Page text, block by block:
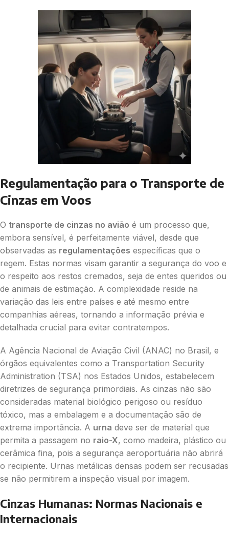
Regulamentação para o Transporte de
Cinzas em Voos
O transporte de cinzas no avião é um processo que,
embora sensível, é perfeitamente viável, desde que
observadas as regulamentações específicas que o
regem. Estas normas visam garantir a segurança do voo e
o respeito aos restos cremados, seja de entes queridos ou
de animais de estimação. A complexidade reside na
variação das leis entre países e até mesmo entre
companhias aéreas, tornando a informação prévia e
detalhada crucial para evitar contratempos.
A Agência Nacional de Aviação Civil (ANAC) no Brasil, e
órgãos equivalentes como a Transportation Security
Administration (TSA) nos Estados Unidos, estabelecem
diretrizes de segurança primordiais. As cinzas não são
consideradas material biológico perigoso ou resíduo
tóxico, mas a embalagem e a documentação são de
extrema importância. A urna deve ser de material que
permita a passagem no raio-X, como madeira, plástico ou
cerâmica fina, pois a segurança aeroportuária não abrirá
o recipiente. Urnas metálicas densas podem ser recusadas
se não permitirem a inspeção visual por imagem.
Cinzas Humanas: Normas Nacionais e
Internacionais